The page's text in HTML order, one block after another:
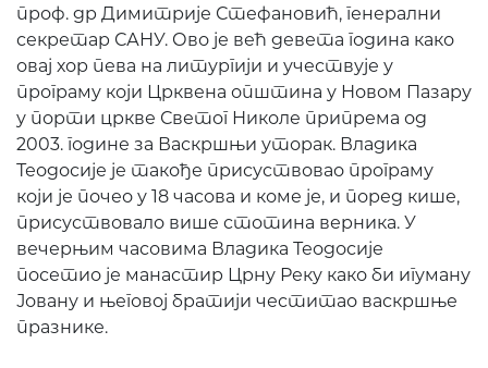
проф. др Димитрије Стефановић, генерални
секретар САНУ. Ово је већ девета година како
овај хор пева на литургији и учествује у
програму који Црквена општина у Новом Пазару
у порти цркве Светог Николе припрема од
2003. године за Васкршњи уторак. Владика
Теодосије је такође присуствовао програму
који је почео у 18 часова и коме је, и поред кише,
присуствовало више стотина верника. У
вечерњим часовима Владика Теодосије
посетио је манастир Црну Реку како би игуману
Јовану и његовој братији честитао васкршње
празнике.